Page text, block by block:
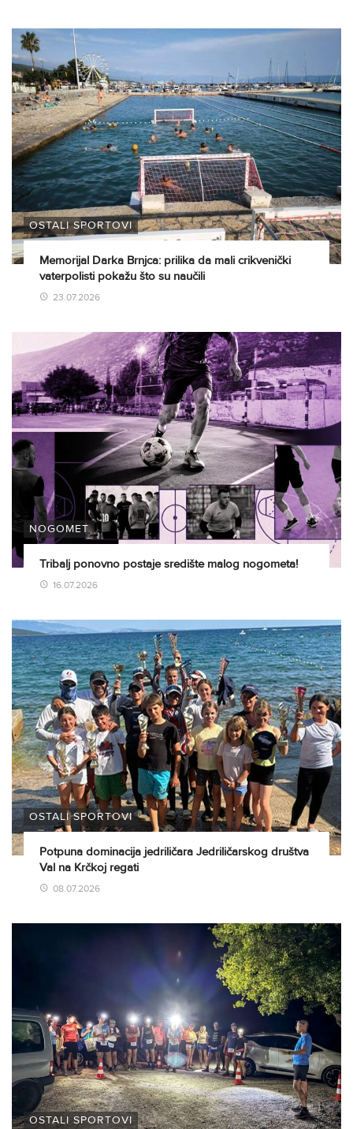
OSTALI SPORTOVI
Memorijal Darka Brnjca: prilika da mali crikvenički
vaterpolisti pokažu što su naučili
23.07.2026
NOGOMET
Tribalj ponovno postaje središte malog nogometa!
16.07.2026
OSTALI SPORTOVI
Potpuna dominacija jedriličara Jedriličarskog društva
Val na Krčkoj regati
08.07.2026
OSTALI SPORTOVI